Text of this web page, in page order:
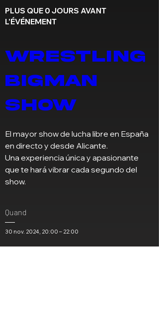
PLUS QUE 0 JOURS AVANT
L'ÉVÉNEMENT
WRESTLING
BIGMAN
SHOW
El mayor show de lucha libre en España
en directo y desde Alicante.
Una experiencia única y apasionante
que te hará vibrar cada segundo del
show.
Quand
30 nov. 2024, 20:00 – 22:00